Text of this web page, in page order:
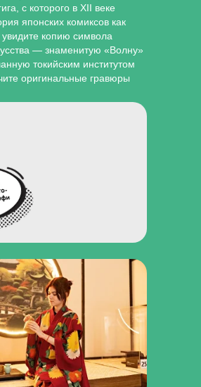
с которого в XII веке
японских комиксов как
увидите копию символа
— знаменитую «Волну»
токийским институтом
оригинальные гравюры